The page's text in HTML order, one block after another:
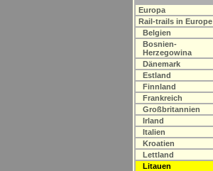
Europa
Rail-trails in Europe
Belgien
Bosnien-
Herzegowina
Dänemark
Estland
Finnland
Frankreich
Großbritannien
Irland
Italien
Kroatien
Lettland
Litauen